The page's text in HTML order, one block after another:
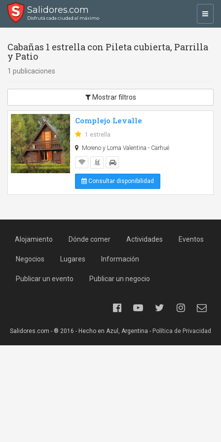
Salidores.com
Disfrutá cada ciudad al máximo
Cabañas 1 estrella con Pileta cubierta, Parrilla
y Patio
1 publicaciones
Mostrar filtros
Complejo Levalle
1 estrella
Moreno y Loma Valentina - Carhué
Consultar disponibilidad
Alojamiento Dónde comer Actividades Eventos
Negocios Lugares Información
Publicar un evento Publicar un negocio
Salidores.com - ® 2016 - Hecho en Azul, Argentina - Política de Privacidad